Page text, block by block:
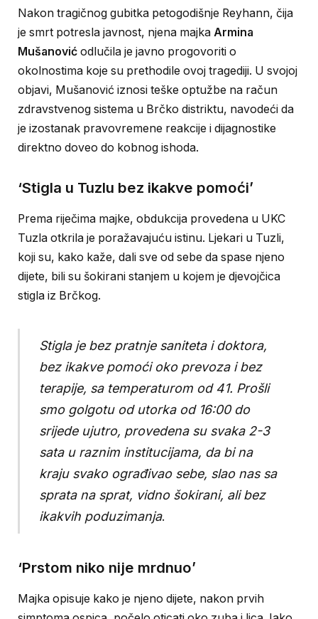
Nakon tragičnog gubitka petogodišnje Reyhann, čija
je smrt potresla javnost, njena majka Armina
Mušanović odlučila je javno progovoriti o
okolnostima koje su prethodile ovoj tragediji. U svojoj
objavi, Mušanović iznosi teške optužbe na račun
zdravstvenog sistema u Brčko distriktu, navodeći da
je izostanak pravovremene reakcije i dijagnostike
direktno doveo do kobnog ishoda.
‘Stigla u Tuzlu bez ikakve pomoći’
Prema riječima majke, obdukcija provedena u UKC
Tuzla otkrila je poražavajuću istinu. Ljekari u Tuzli,
koji su, kako kaže, dali sve od sebe da spase njeno
dijete, bili su šokirani stanjem u kojem je djevojčica
stigla iz Brčkog.
Stigla je bez pratnje saniteta i doktora,
bez ikakve pomoći oko prevoza i bez
terapije, sa temperaturom od 41. Prošli
smo golgotu od utorka od 16:00 do
srijede ujutro, provedena su svaka 2-3
sata u raznim institucijama, da bi na
kraju svako ograđivao sebe, slao nas sa
sprata na sprat, vidno šokirani, ali bez
ikakvih poduzimanja.
‘Prstom niko nije mrdnuo’
Majka opisuje kako je njeno dijete, nakon prvih